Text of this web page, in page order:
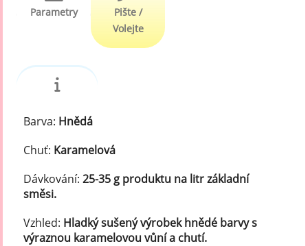
Parametry
Pište /
Volejte
Barva: Hnědá
Chuť: Karamelová
Dávkování:25-35 g produktu na litr základní
směsi.
Vzhled: Hladký sušený výrobek hnědé barvy s
výraznou karamelovou vůní a chutí.